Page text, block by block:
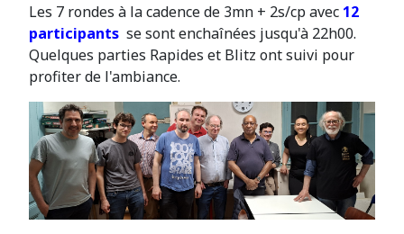
Les 7 rondes à la cadence de 3mn + 2s/cp avec 12
participants se sont enchaînées jusqu'à 22h00.
Quelques parties Rapides et Blitz ont suivi pour
profiter de l'ambiance.